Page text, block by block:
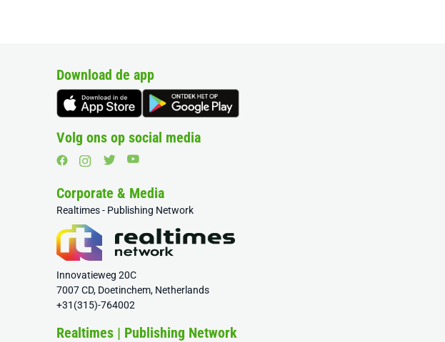
Download de app
Volg ons op social media
Corporate & Media
Realtimes - Publishing Network
Innovatieweg 20C
7007 CD, Doetinchem, Netherlands
+31(315)-764002
Realtimes | Publishing Network